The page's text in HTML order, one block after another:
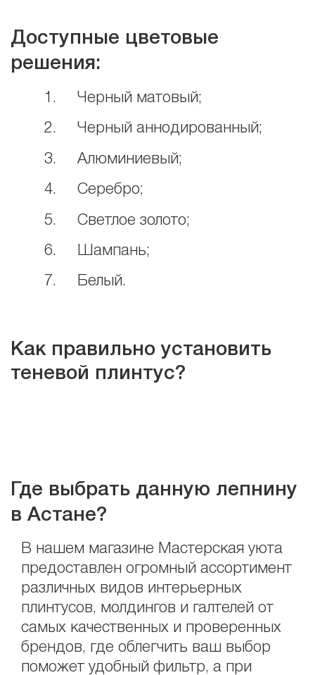
Доступные цветовые
решения:
1. Черный матовый;
2. Черный аннодированный;
3. Алюминиевый;
4. Серебро;
5. Светлое золото;
6. Шампань;
7. Белый.
Как правильно установить
теневой плинтус?
Где выбрать данную лепнину
в Астане?
В нашем магазине Мастерская уюта
предоставлен огромный ассортимент
различных видов интерьерных
плинтусов, молдингов и галтелей от
самых качественных и проверенных
брендов, где облегчить ваш выбор
поможет удобный фильтр, а при